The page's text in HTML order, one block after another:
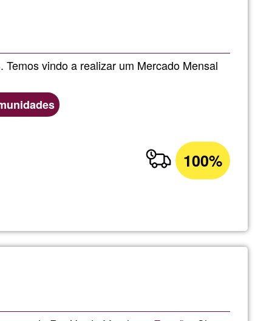
vindo a realizar um Mercado Mensal
100%